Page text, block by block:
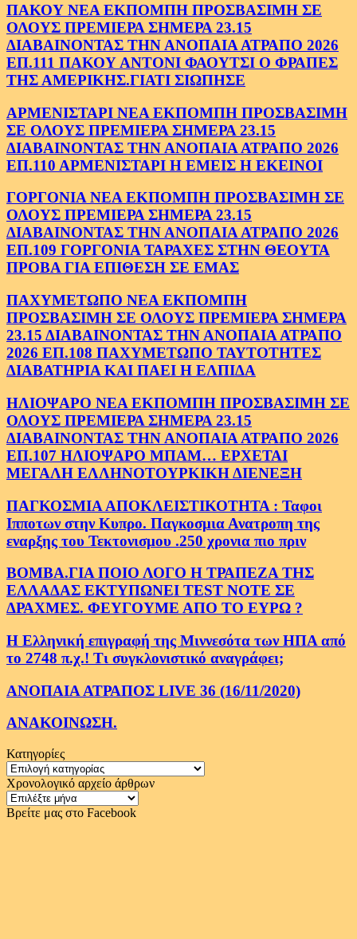
ΠΑΚΟΥ ΝΕΑ ΕΚΠΟΜΠΗ ΠΡΟΣΒΑΣΙΜΗ ΣΕ
ΟΛΟΥΣ ΠΡΕΜΙΕΡΑ ΣΗΜΕΡΑ 23.15
ΔΙΑΒΑΙΝΟΝΤΑΣ ΤΗΝ ΑΝΟΠΑΙΑ ΑΤΡΑΠΟ 2026
ΕΠ.111 ΠΑΚΟΥ ΑΝΤΟΝΙ ΦΑΟΥΤΣΙ Ο ΦΡΑΠΕΣ
ΤΗΣ ΑΜΕΡΙΚΗΣ.ΓΙΑΤΙ ΣΙΩΠΗΣΕ
ΑΡΜΕΝΙΣΤΑΡΙ ΝΕΑ ΕΚΠΟΜΠΗ ΠΡΟΣΒΑΣΙΜΗ
ΣΕ ΟΛΟΥΣ ΠΡΕΜΙΕΡΑ ΣΗΜΕΡΑ 23.15
ΔΙΑΒΑΙΝΟΝΤΑΣ ΤΗΝ ΑΝΟΠΑΙΑ ΑΤΡΑΠΟ 2026
ΕΠ.110 ΑΡΜΕΝΙΣΤΑΡΙ Η ΕΜΕΙΣ Η ΕΚΕΙΝΟΙ
ΓΟΡΓΟΝΙΑ ΝΕΑ ΕΚΠΟΜΠΗ ΠΡΟΣΒΑΣΙΜΗ ΣΕ
ΟΛΟΥΣ ΠΡΕΜΙΕΡΑ ΣΗΜΕΡΑ 23.15
ΔΙΑΒΑΙΝΟΝΤΑΣ ΤΗΝ ΑΝΟΠΑΙΑ ΑΤΡΑΠΟ 2026
ΕΠ.109 ΓΟΡΓΟΝΙΑ ΤΑΡΑΧΕΣ ΣΤΗΝ ΘΕΟΥΤΑ
ΠΡΟΒΑ ΓΙΑ ΕΠΙΘΕΣΗ ΣΕ ΕΜΑΣ
ΠΑΧΥΜΕΤΩΠΟ ΝΕΑ ΕΚΠΟΜΠΗ
ΠΡΟΣΒΑΣΙΜΗ ΣΕ ΟΛΟΥΣ ΠΡΕΜΙΕΡΑ ΣΗΜΕΡΑ
23.15 ΔΙΑΒΑΙΝΟΝΤΑΣ ΤΗΝ ΑΝΟΠΑΙΑ ΑΤΡΑΠΟ
2026 ΕΠ.108 ΠΑΧΥΜΕΤΩΠΟ ΤΑΥΤΟΤΗΤΕΣ
ΔΙΑΒΑΤΗΡΙΑ ΚΑΙ ΠΑΕΙ Η ΕΛΠΙΔΑ
ΗΛΙΟΨΑΡΟ ΝΕΑ ΕΚΠΟΜΠΗ ΠΡΟΣΒΑΣΙΜΗ ΣΕ
ΟΛΟΥΣ ΠΡΕΜΙΕΡΑ ΣΗΜΕΡΑ 23.15
ΔΙΑΒΑΙΝΟΝΤΑΣ ΤΗΝ ΑΝΟΠΑΙΑ ΑΤΡΑΠΟ 2026
ΕΠ.107 ΗΛΙΟΨΑΡΟ ΜΠΑΜ… ΕΡΧΕΤΑΙ
ΜΕΓΑΛΗ ΕΛΛΗΝΟΤΟΥΡΚΙΚΗ ΔΙΕΝΕΞΗ
ΠΑΓΚΟΣΜΙΑ ΑΠΟΚΛΕΙΣΤΙΚΟΤΗΤΑ : Ταφοι
Ιπποτων στην Κυπρο. Παγκοσμια Ανατροπη της
εναρξης του Τεκτονισμου .250 χρονια πιο πριν
ΒΟΜΒΑ.ΓΙΑ ΠΟΙΟ ΛΟΓΟ Η ΤΡΑΠΕΖΑ ΤΗΣ
ΕΛΛΑΔΑΣ ΕΚΤΥΠΩΝΕΙ TEST NOTE ΣΕ
ΔΡΑΧΜΕΣ. ΦΕΥΓΟΥΜΕ ΑΠΟ ΤΟ ΕΥΡΩ ?
Η Ελληνική επιγραφή της Μιννεσότα των ΗΠΑ από
το 2748 π.χ.! Τι συγκλονιστικό αναγράφει;
ΑΝΟΠΑΙΑ ΑΤΡΑΠΟΣ LIVE 36 (16/11/2020)
ΑΝΑΚΟΙΝΩΣΗ.
Κατηγορίες
Κατηγορίες
Χρονολογικό αρχείο άρθρων
Χρονολογικό
αρχείο
Βρείτε μας στο Facebook